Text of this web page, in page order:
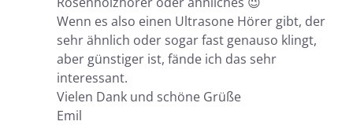
Wenn es also einen Ultrasone Hörer gibt, der
sehr ähnlich oder sogar fast genauso klingt,
aber günstiger ist, fände ich das sehr
interessant.
Vielen Dank und schöne Grüße
Emil